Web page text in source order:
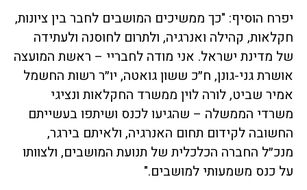
יפרח הוסיף: "כך ממשיכים המושבים לחבר בין ציונות,
חקלאות, קהילה ואנרגיה, ולתרום לחוסנה ולעתידה
של מדינת ישראל. אני מודה לחבריי – ראשת המועצה
אושרת גני-גונן, ח״כ ששון גואטה, יו״ר רשות החשמל
אמיר שביט, לורה לוין ממשרד החקלאות ונציגי
משרדי הממשלה – שהגיעו לכנס ושיתפו בעשייתם
החשובה לקידום תחום האנרגיה, ולאיתם בירגר,
מנכ״ל החברה הכלכלית של תנועת המושבים, ולצוותו
על כנס משמעותי למושבים."